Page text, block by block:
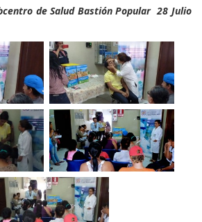
de Salud Bastión Popular 28 Julio